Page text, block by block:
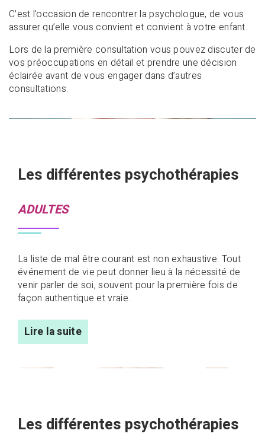
C’est l’occasion de rencontrer la psychologue, de vous
assurer qu’elle vous convient et convient à votre enfant.
Lors de la première consultation vous pouvez discuter de
vos préoccupations en détail et prendre une décision
éclairée avant de vous engager dans d’autres
consultations.
Les différentes psychothérapies
ADULTES
La liste de mal être courant est non exhaustive. Tout
événement de vie peut donner lieu à la nécessité de
venir parler de soi, souvent pour la première fois de
façon authentique et vraie.
Lire la suite
Les différentes psychothérapies